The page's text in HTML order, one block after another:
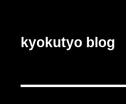
kyokutyo blog